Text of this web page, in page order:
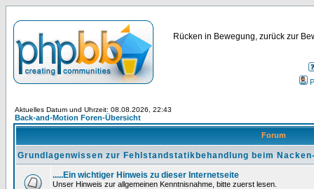
Rücken in Bewegung, zurück zur
Aktuelles Datum und Uhrzeit: 08.08.2026, 22:43
Back-and-Motion Foren-Übersicht
Forum
Grundlagenwissen zur Fehlstandstatikbehandlung beim
.....Ein wichtiger Hinweis zu dieser Internetseite
Unser Hinweis zur allgemeinen Kenntnisnahme, bitte zuerst lesen.